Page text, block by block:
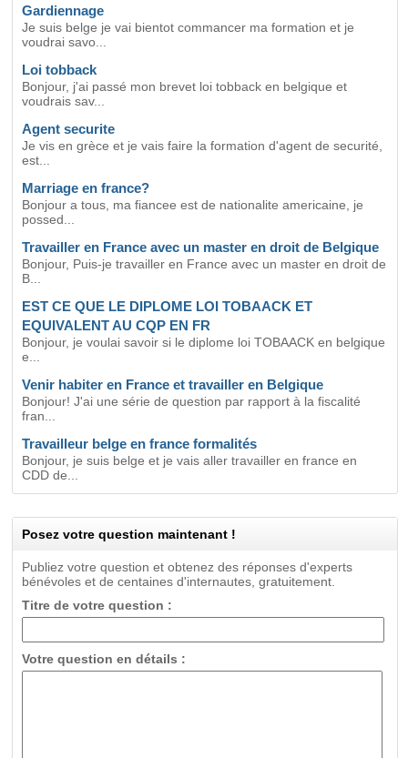
Gardiennage
Je suis belge je vai bientot commancer ma formation et je
voudrai savo...
Loi tobback
Bonjour, j'ai passé mon brevet loi tobback en belgique et
voudrais sav...
Agent securite
Je vis en grèce et je vais faire la formation d'agent de securité,
est...
Marriage en france?
Bonjour a tous, ma fiancee est de nationalite americaine, je
possed...
Travailler en France avec un master en droit de Belgique
Bonjour, Puis-je travailler en France avec un master en droit de
B...
EST CE QUE LE DIPLOME LOI TOBAACK ET
EQUIVALENT AU CQP EN FR
Bonjour, je voulai savoir si le diplome loi TOBAACK en belgique
e...
Venir habiter en France et travailler en Belgique
Bonjour! J'ai une série de question par rapport à la fiscalité
fran...
Travailleur belge en france formalités
Bonjour, je suis belge et je vais aller travailler en france en
CDD de...
Posez votre question maintenant !
Publiez votre question et obtenez des réponses d'experts
bénévoles et de centaines d'internautes, gratuitement.
Titre de votre question :
Votre question en détails :